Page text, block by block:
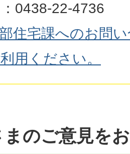
0438-22-4736
住宅課へのお問
用ください。
のご意見を